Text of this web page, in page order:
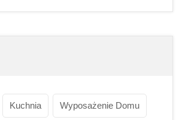
Kuchnia Wyposażenie Domu